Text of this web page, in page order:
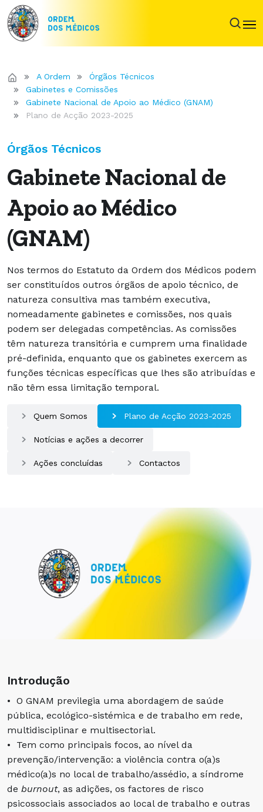
A Ordem
Órgãos Técnicos
Gabinetes e Comissões
Gabinete Nacional de Apoio ao Médico (GNAM)
Plano de Acção 2023-2025
Órgãos Técnicos
Gabinete Nacional de
Apoio ao Médico
(GNAM)
Nos termos do Estatuto da Ordem dos Médicos podem
ser constituídos outros órgãos de apoio técnico, de
natureza consultiva mas também executiva,
nomeadamente gabinetes e comissões, nos quais
podem ser delegadas competências. As comissões
têm natureza transitória e cumprem uma finalidade
pré-definida, enquanto que os gabinetes exercem as
funções técnicas específicas que lhes são atribuídas e
não têm essa limitação temporal.
Quem Somos Plano de Acção 2023-2025
Notícias e ações a decorrer
Ações concluídas Contactos
Introdução
• O GNAM previlegia uma abordagem de saúde
pública, ecológico-sistémica e de trabalho em rede,
multidisciplinar e multisectorial.
• Tem como principais focos, ao nível da
prevenção/intervenção: a violência contra o(a)s
médico(a)s no local de trabalho/assédio, a síndrome
de burnout, as adições, os factores de risco
psicossociais associados ao local de trabalho e outras